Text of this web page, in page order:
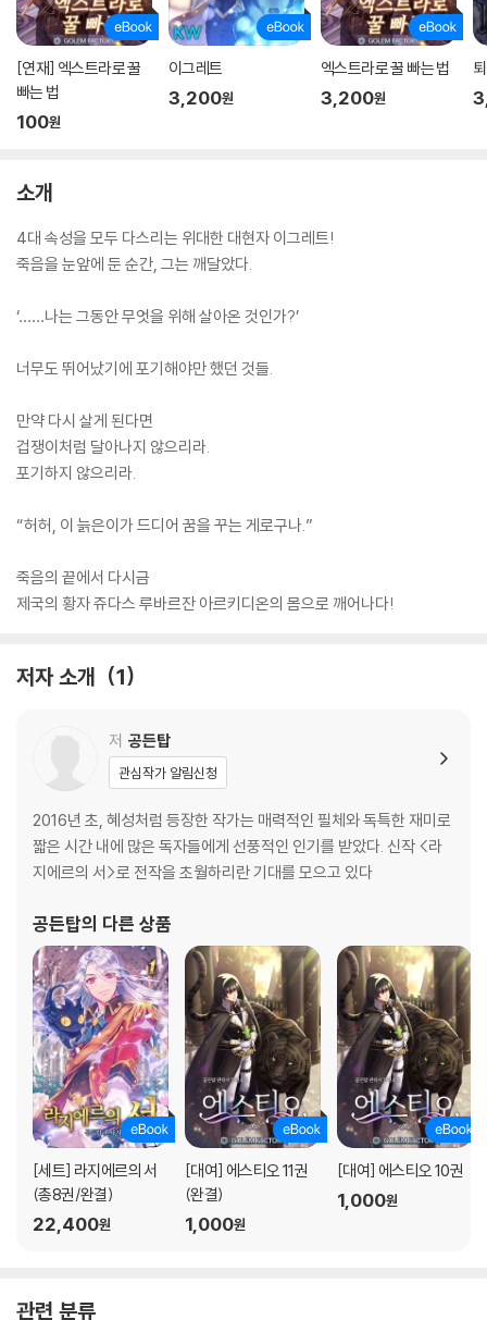
[연재] 엑스트라로 꿀
빠는 법
100원
이그레트
3,200원
엑스트라로 꿀 빠는 법
3,200원
소개
4대 속성을 모두 다스리는 위대한 대현자 이그레트!
죽음을 눈앞에 둔 순간, 그는 깨달았다.
‘……나는 그동안 무엇을 위해 살아온 것인가?’
너무도 뛰어났기에 포기해야만 했던 것들.
만약 다시 살게 된다면
겁쟁이처럼 달아나지 않으리라.
포기하지 않으리라.
“허허, 이 늙은이가 드디어 꿈을 꾸는 게로구나.”
죽음의 끝에서 다시금
제국의 황자 쥬다스 루바르잔 아르키디온의 몸으로 깨어나다!
저자 소개 1
저 공든탑
관심작가 알림신청
2016년 초, 혜성처럼 등장한 작가는 매력적인 필체와 독특한 재미로
짧은 시간 내에 많은 독자들에게 선풍적인 인기를 받았다. 신작 <라
지에르의 서>로 전작을 초월하리란 기대를 모으고 있다
공든탑의 다른 상품
[세트] 라지에르의 서
(총8권/완결)
22,400원
[대여] 에스티오 11권
(완결)
1,000원
[대여] 에스티오 10권
1,000원
관련 분류